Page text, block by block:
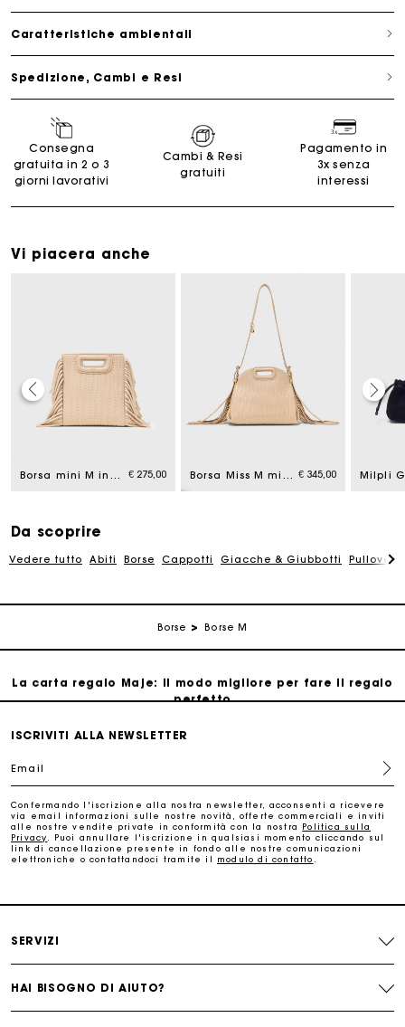
Caratteristiche ambientali
Spedizione, Cambi e Resi
Consegna
gratuita in 2 o 3
giorni lavorativi
Cambi & Resi
gratuiti
Pagamento in
3x senza
interessi
Vi piacera anche
Borsa mini M in pelle impunturata € 275,00 Borsa Miss M mini pelle impunturata € 345,00
Da scoprire
Vedere tutto Abiti Borse Cappotti Giacche & Giubbotti
Borse Borse M
La carta regalo Maje: il modo migliore per fare il regalo
Consegna a domicilio offerta entro 2-3 giorni
Paga in 3 rate senza commissioni
Traccia il mio ordine
La carta regalo Maje: il modo migliore per fare il regalo
perfetto
Consegna a domicilio offerta entro 2-3 giorni
Paga in 3 rate senza commissioni
Cambi & Resi gratuiti
ISCRIVITI ALLA NEWSLETTER
Email
Confermando l'iscrizione alla nostra newsletter, acconsenti a ricevere
via email informazioni sulle nostre novità, offerte commerciali e inviti
alle nostre vendite private in conformità con la nostra Politica sulla
Privacy
. Puoi annullare l'iscrizione in qualsiasi momento cliccando sul
link di cancellazione presente in fondo alle nostre comunicazioni
elettroniche o contattandoci tramite il modulo di contatto
SERVIZI
HAI BISOGNO DI AIUTO?